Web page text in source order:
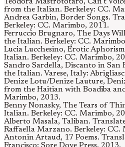
from the Italian. Berkeley: CC.
Andrea Garbin, Border Songs.
Berkeley: CC. Marimbo, 2011.
Ferruccio Brugnaro, The Days
the Italian. Berkeley: CC.
Lucia Lucchesino, Erotic
Italian. Berkeley: CC. Marimbo,
Sandro Sardella, Discanto in San
the Italian. Varese, Italy:
Denize Lotu/Denize Lauture,
from the Haitian with Boadiba
Marimbo, 2013.
Benny Nonasky, The Tears of
Italian. Berkeley: CC. Marimbo,
Alberto Masala, Taliban.
Raffaella Marzano. Berkeley: CC.
Antonin Artaud, 17 Poems.